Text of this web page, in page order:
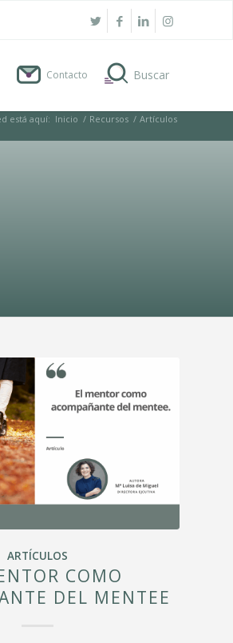
Contacto
está aquí: Inicio / Recursos / Artículos
ARTÍCULOS
COMO
DEL MENTEE